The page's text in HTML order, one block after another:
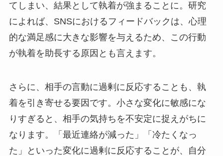
てしまい、結果として執着が強まることに。研究
によれば、SNSにおけるフィードバックは、心理
的な満足感に大きな影響を与えるため、この行動
が執着を助長する原因とも言えます。
さらに、相手の言動に過剰に反応することも、執
着を引き寄せる要因です。小さな変化に敏感にな
りすぎると、相手の気持ちを不安定に捉えがちに
なります。「最近連絡が減った」「冷たくなっ
た」といった変化に過剰に反応することが、自分